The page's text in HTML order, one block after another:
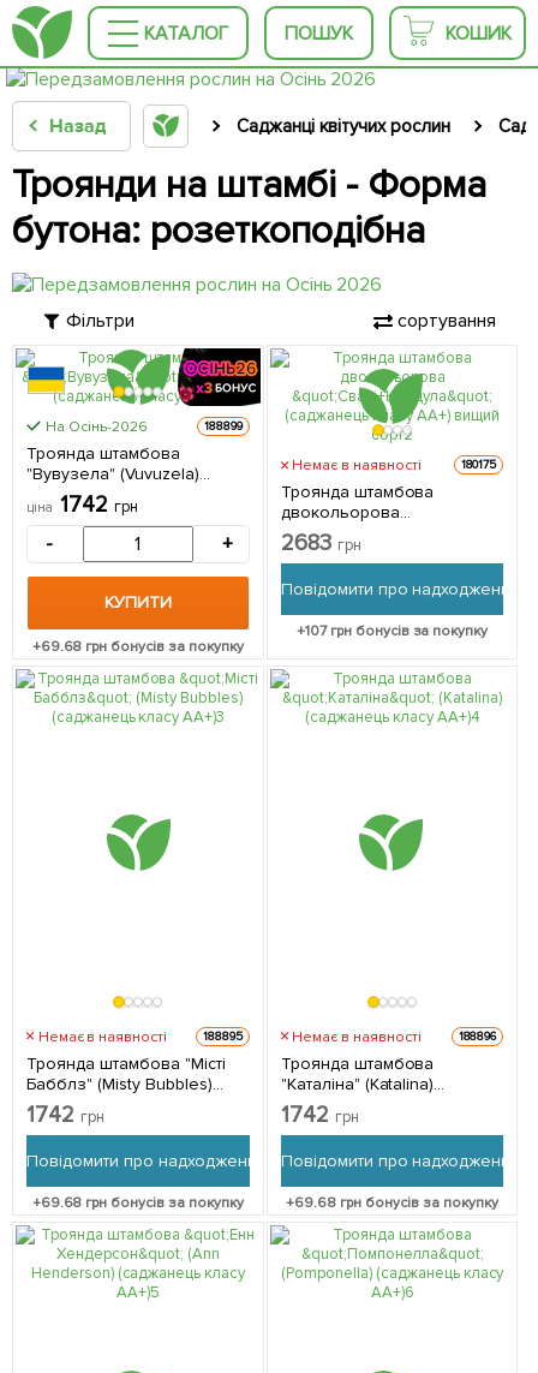
КАТАЛОГ ПОШУК КОШИК
Назад Саджанці квітучих рослин
Троянди на штамбі - Форма
бутона: розеткоподібна
Фільтри сортування
КРУПНОМІР
На Осінь-2026 188899
Троянда штамбова
"Вувузела" (Vuvuzela)
(саджанець класу АА+) 1
саджанець в упаковці
ціна 1742 грн
- +
КУПИТИ
+69.68 грн бонусів за покупку
Немає в наявності 180175
Троянда штамбова
двокольорова
"Свані+Кордула"
(саджанець класу АА+)
упаковці
2683 грн
Повідомити про надходження
+107грн бонусів за покупку
Немає в наявності 188895
Троянда штамбова "Місті
Бабблз" (Misty Bubbles)
(саджанець класу АА+) 1 шт
в упаковці
1742 грн
Повідомити про надходження
+69.68 грн бонусів за покупку
Немає в наявності 188896
Троянда штамбова
"Каталіна" (Katalina)
(саджанець класу АА+) 1 шт
в упаковці
1742 грн
Повідомити про надходження
+69.68 грн бонусів за покупку